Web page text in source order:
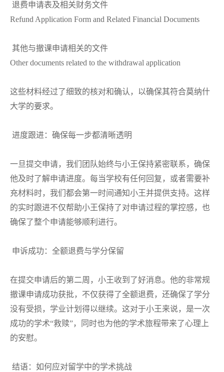
退费申请表及相关财务文件
Refund Application Form and Related Financial Documents
其他与撤课申请相关的文件
Other documents related to the withdrawal application
这些材料经过了细致的核对和确认，以确保其符合莫纳什
大学的要求。
进度跟进：确保每一步都清晰透明
一旦提交申请，我们团队始终与小王保持紧密联系，确保
他及时了解申请进度。每当学校有任何回复，或者需要补
充材料时，我们都会第一时间通知小王并提供支持。这样
的实时跟进不仅帮助小王保持了对申请过程的掌控感，也
确保了整个申请能够顺利进行。
申诉成功：全额退费与学分保留
在提交申请后的第二周，小王收到了好消息。他的非常规
撤课申请成功获批，不仅获得了全额退费，还确保了学分
没有受损，学业计划得以继续。这对于小王来说，是一次
成功的学术“救赎”，同时也为他的学术旅程带来了心理上
的安慰。
结语：如何应对留学中的学术挑战